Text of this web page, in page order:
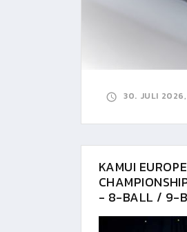
30. JULI 2026,
KAMUI
- 8-BALL / 9-